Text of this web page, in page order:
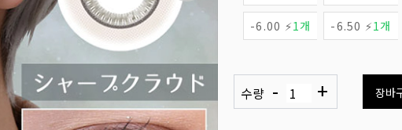
-6.00 ⚡1개 -6.50 ⚡1개
수량 - + 장바